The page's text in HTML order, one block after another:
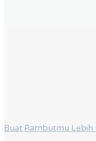
Buat Rambutmu Lebih